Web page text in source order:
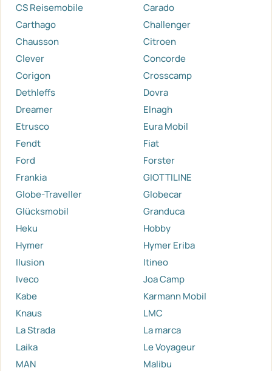
CS Reisemobile
Carado
Carthago
Challenger
Chausson
Citroen
Clever
Concorde
Corigon
Crosscamp
Dethleffs
Dovra
Dreamer
Elnagh
Etrusco
Eura Mobil
Fendt
Fiat
Ford
Forster
Frankia
GIOTTILINE
Globe-Traveller
Globecar
Glücksmobil
Granduca
Heku
Hobby
Hymer
Hymer Eriba
Ilusion
Itineo
Iveco
Joa Camp
Kabe
Karmann Mobil
Knaus
LMC
La Strada
La marca
Laika
Le Voyageur
MAN
Malibu